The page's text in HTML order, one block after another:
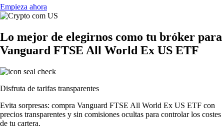
Empieza ahora
Lo mejor de elegirnos como tu bróker para
Vanguard FTSE All World Ex US ETF
Disfruta de tarifas transparentes
Evita sorpresas: compra Vanguard FTSE All World Ex US ETF con
precios transparentes y sin comisiones ocultas para controlar los costes
de tu cartera.